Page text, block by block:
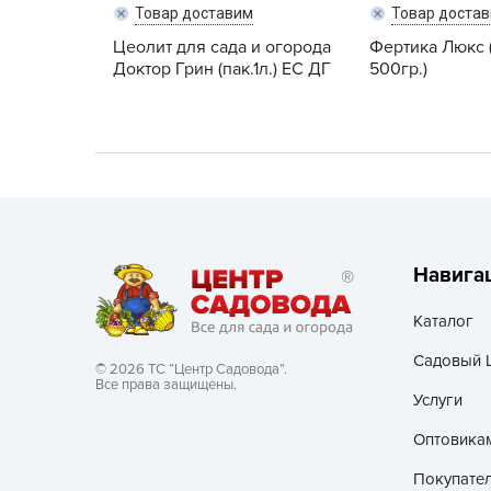
Хозяйственные товары
Товар доставим
Цеолит для сада и огорода
Доктор Грин (пак.1л.) ЕС ДГ
Товар
Фертика Люкс
500гр.)
© 2026 ТС “Центр Садовода”.
Все права защищены.
Каталог
Садовый
Услуги